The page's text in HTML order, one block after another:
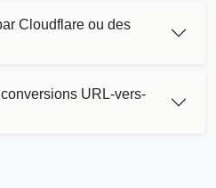
Cloudflare ou des
URL-vers-